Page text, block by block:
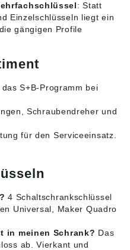
: Statt
Einzelschlüsseln liegt ein
gängigen Profile
das S+B-Programm bei
Schraubendreher und
für den Serviceeinsatz.
4 Schaltschrankschlüssel
Universal, Maker Quadro
in meinen Schrank? Das
ab. Vierkant und